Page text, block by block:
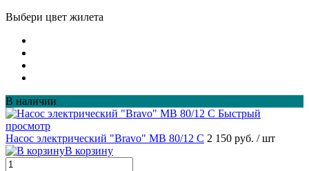
Выбери цвет жилета
В наличии
Быстрый
просмотр
Насос электрический "Bravo" MB 80/12 С 2 150 руб. / шт
В корзину